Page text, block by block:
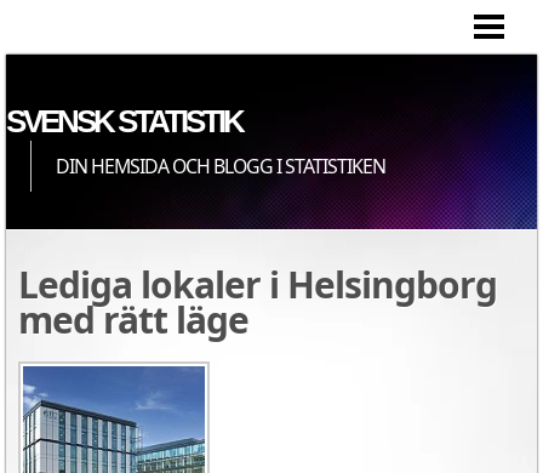
SVENSK STATISTIK
DIN HEMSIDA OCH BLOGG I STATISTIKEN
Lediga lokaler i Helsingborg
med rätt läge